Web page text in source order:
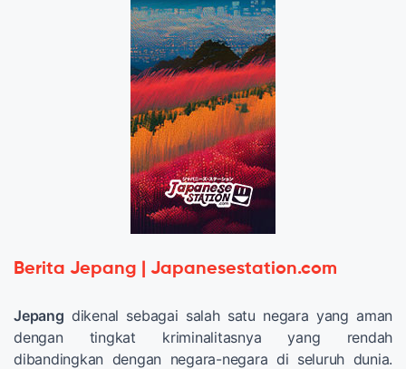
Berita Jepang | Japanesestation.com
Jepang dikenal sebagai salah satu negara yang aman
dengan tingkat kriminalitasnya yang rendah
dibandingkan dengan negara-negara di seluruh dunia.